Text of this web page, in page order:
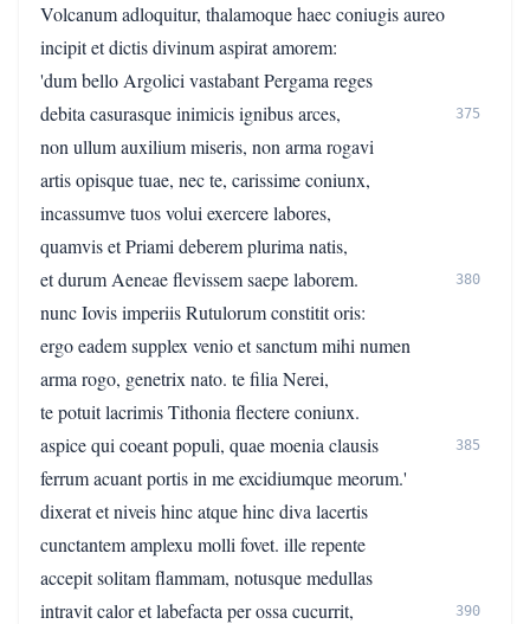
Volcanum adloquitur, thalamoque haec coniugis aureo
incipit et dictis divinum aspirat amorem:
'dum bello Argolici vastabant Pergama reges
debita casurasque inimicis ignibus arces,
375
non ullum auxilium miseris, non arma rogavi
artis opisque tuae, nec te, carissime coniunx,
incassumve tuos volui exercere labores,
quamvis et Priami deberem plurima natis,
et durum Aeneae flevissem saepe laborem.
380
nunc Iovis imperiis Rutulorum constitit oris:
ergo eadem supplex venio et sanctum mihi numen
arma rogo, genetrix nato. te filia Nerei,
te potuit lacrimis Tithonia flectere coniunx.
aspice qui coeant populi, quae moenia clausis
385
ferrum acuant portis in me excidiumque meorum.'
dixerat et niveis hinc atque hinc diva lacertis
cunctantem amplexu molli fovet. ille repente
accepit solitam flammam, notusque medullas
intravit calor et labefacta per ossa cucurrit,
390